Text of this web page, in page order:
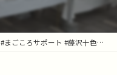
#まごころサポート #藤沢十色店 #ふじさわ元気バザール#コ...